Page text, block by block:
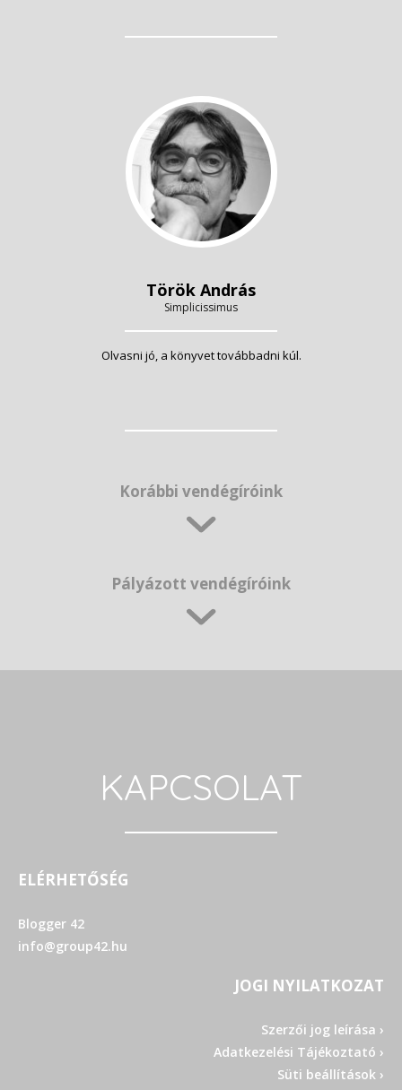
Török András
Simplicissimus
Olvasni jó, a könyvet továbbadni kúl.
Korábbi vendégíróink
Pályázott vendégíróink
KAPCSOLAT
ELÉRHETŐSÉG
Blogger 42
info@group42.hu
JOGI NYILATKOZAT
Szerzői jog leírása ›
Adatkezelési Tájékoztató ›
Süti beállítások ›